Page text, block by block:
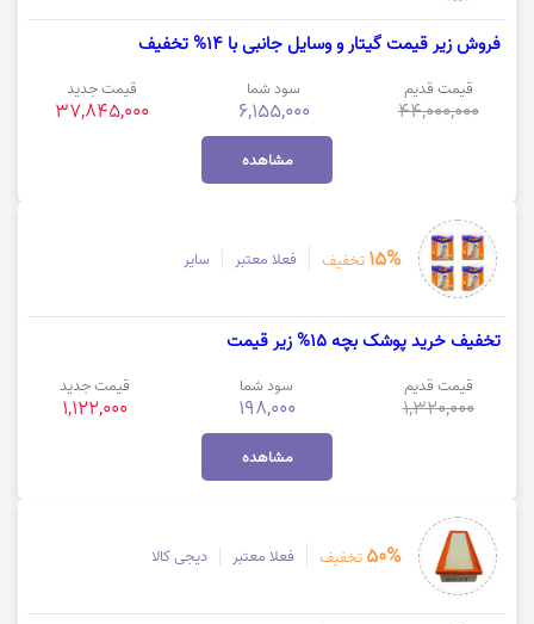
فروش زیر قیمت گیتار و وسایل جانبی با 14% تخفیف
قیمت قدیم
44,000,000
سود شما
6,155,000
قیمت جدید
37,845,000
مشاهده
15% تخفیف فعلا معتبر سایر
تخفیف خرید پوشک بچه 15% زیر قیمت
قیمت قدیم
1,320,000
سود شما
198,000
قیمت جدید
1,122,000
مشاهده
50% تخفیف فعلا معتبر دیجی کالا